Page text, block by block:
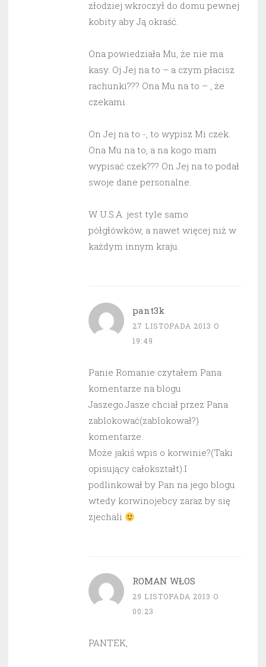
złodziej wkroczył do domu pewnej
kobity aby Ją okraść.
Ona powiedziała Mu, że nie ma
kasy. Oj Jej na to – a czym płacisz
rachunki??? Ona Mu na to – , że
czekami.
On Jej na to -, to wypisz Mi czek.
Ona Mu na to, a na kogo mam
wypisać czek??? On Jej na to podał
swoje dane personalne.
W U.S.A. jest tyle samo
półgłówków, a nawet więcej niż w
każdym innym kraju.
pant3k
27 LISTOPADA 2013 O
19:49
Panie Romanie czytałem Pana
komentarze na blogu
Jaszego.Jasze chciał przez Pana
zablokować(zablokował?)
komentarze.
Może jakiś wpis o korwinie?(Taki
opisujący całokształt).I
podlinkował by Pan na jego blogu
wtedy korwinojebcy zaraz by się
zjechali
ROMAN WŁOS
29 LISTOPADA 2013 O
00:23
PANTEK,